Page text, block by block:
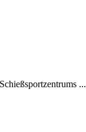
...